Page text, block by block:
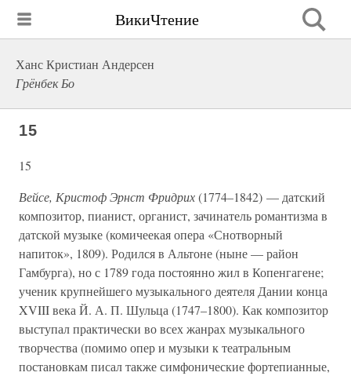
ВикиЧтение
Ханс Кристиан Андерсен
Грёнбек Бо
15
15
Вейсе, Кристоф Эрнст Фридрих(1774–1842) — датский
композитор, пианист, органист, зачинатель романтизма в
датской музыке (комичеекая опера «Снотворный
напиток», 1809). Родился в Альтоне (ныне — район
Гамбурга), но с 1789 года постоянно жил в Копенгагене;
ученик крупнейшего музыкального деятеля Дании конца
XVIII века Й. А. П. Шульца (1747–1800). Как композитор
выступал практически во всех жанрах музыкального
творчества (помимо опер и музыки к театральным
постановкам писал также симфонические фортепианные,